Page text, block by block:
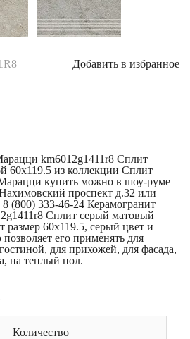
Добавить в избранное
km6012g1411r8 Сплит
60x119.5 из коллекции Сплит
купить можно в шоу-руме
проспект д.32 или
(800) 333-46-24 Керамогранит
Сплит серый матовый
размер 60x119.5, серый цвет и
его применять для
для прихожей, для фасада,
на теплый пол.
Количество